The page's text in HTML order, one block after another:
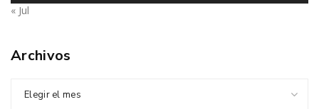
« Jul
Archivos
Elegir el mes